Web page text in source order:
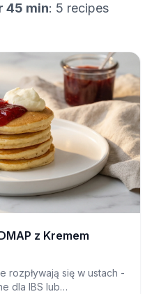
45 min: 5 recipes
z Kremem
rozpływają się w ustach -
dla IBS lub